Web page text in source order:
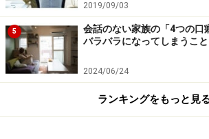
1/2
2019/09/03
5
会話のない家族の「4つの口
バラバラになってしまうこ
2024/06/24
ランキングをもっと見